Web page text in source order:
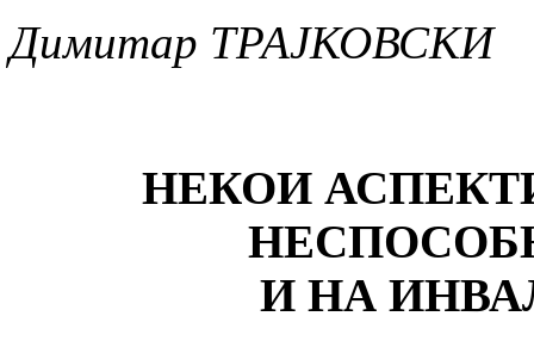
Димитар ТРАЈКОВСКИ
НЕКОИ
И НА